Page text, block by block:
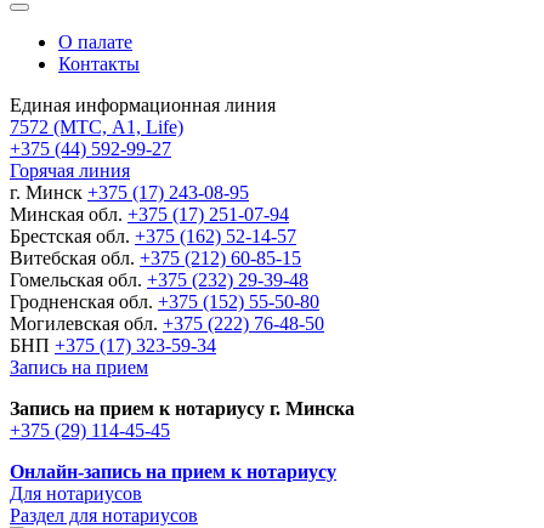
О палате
Контакты
Единая информационная линия
7572 (МТС, A1, Life)
+375 (44) 592-99-27
Горячая линия
г. Минск +375 (17) 243-08-95
Минская обл. +375 (17) 251-07-94
Брестская обл. +375 (162) 52-14-57
Витебская обл. +375 (212) 60-85-15
Гомельская обл. +375 (232) 29-39-48
Гродненская обл. +375 (152) 55-50-80
Могилевская обл. +375 (222) 76-48-50
БНП +375 (17) 323-59-34
Запись на прием
Запись на прием к нотариусу г. Минска
+375 (29) 114-45-45
Онлайн-запись на прием к нотариусу
Для нотариусов
Раздел для нотариусов